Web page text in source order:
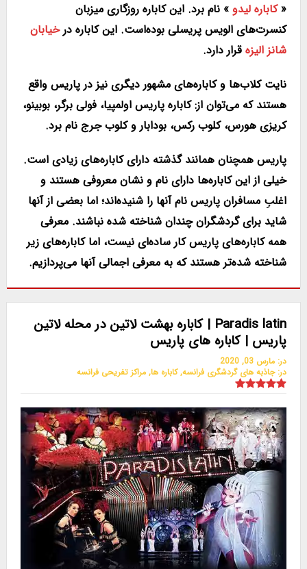
«کاباره لیدو » نام برد. این کاباره روزگاری میزبان
کنسرت‌های الویس پریسلی بوده‌است. این کاباره درخیابان
شانز الیزهقرار دارد.
نایت کلاب‌ها و کاباره‌های مشهور دیگری نیز در پاریس واقع
هستند که می‌توان از: کاباره پاریس اولمپیا، فولی برگر، بوبینو،
کریزی هورس، کلوب رکس، بودابار و کلوب جرج نام برد.
پاریس همچنان همانند گذشته دارای کاباره‌های زیادی است.
خیلی از این کاباره‌ها دارای نام و نشان معروفی هستند و
اغلبِ مسافران پاریس نام آنها را شنیده‌اند؛ اما بعضی از آنها
شاید برای گردشگران چندان شناخته شده نباشند. معرفی
همه کاباره‌های پاریس کار ساده‌ای نیست، اما کاباره‌های زیر
شناخته شده‌تر هستند که به معرفی اجمالی آنها می‌پردازیم.
Paradis latin | کاباره بهشت لاتین در محله لاتین
پاریس | کاباره های پاریس
در: مارس 03, 2020
در:جاذبه های گردشگری فرانسه,کاباره ها, مراکز تفریحی فرانسه